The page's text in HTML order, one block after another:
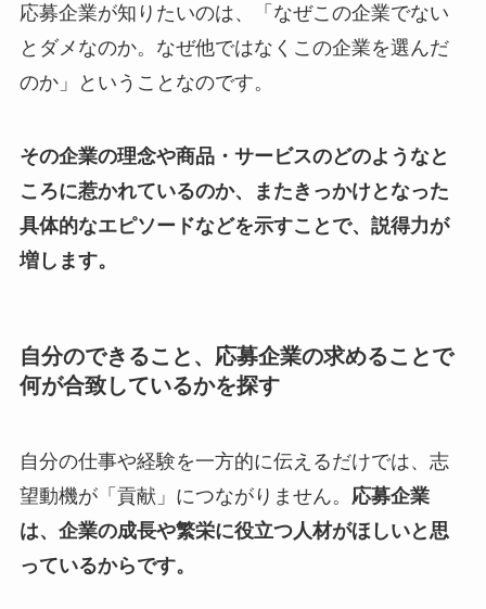
応募企業が知りたいのは、「なぜこの企業でない
とダメなのか。なぜ他ではなくこの企業を選んだ
のか」ということなのです。
その企業の理念や商品・サービスのどのようなと
ころに惹かれているのか、またきっかけとなった
具体的なエピソードなどを示すことで、説得力が
増します。
自分のできること、応募企業の求めることで
何が合致しているかを探す
自分の仕事や経験を一方的に伝えるだけでは、志
望動機が「貢献」につながりません。 応募企業
は、企業の成長や繁栄に役立つ人材がほしいと思
っているからです。